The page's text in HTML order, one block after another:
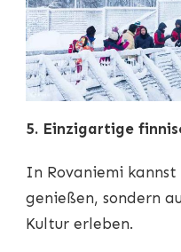
5. Einzigartige
In Rovaniemi
genießen, sondern
Kultur erleben.